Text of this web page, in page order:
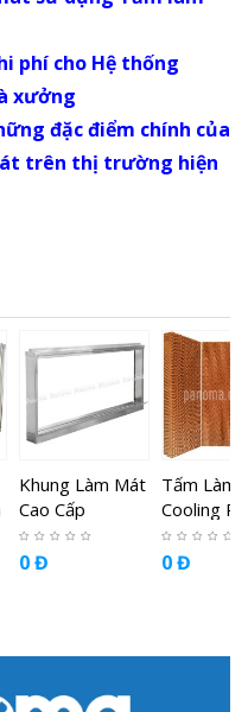
phí cho Hệ thống
xưởng
đặc điểm chính của
trên thị trường hiện
Khung Làm Mát
Cao Cấp
0 Đ
Tấm Làm
Cooling
TTC
0 Đ